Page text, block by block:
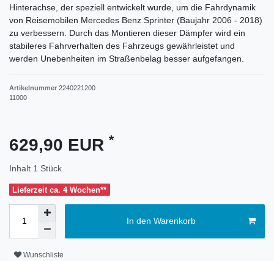
Hinterachse, der speziell entwickelt wurde, um die Fahrdynamik
von Reisemobilen Mercedes Benz Sprinter (Baujahr 2006 - 2018)
zu verbessern. Durch das Montieren dieser Dämpfer wird ein
stabileres Fahrverhalten des Fahrzeugs gewährleistet und
werden Unebenheiten im Straßenbelag besser aufgefangen.
Artikelnummer 2240221200
11000
629,90 EUR *
Inhalt 1 Stück
Lieferzeit ca. 4 Wochen**
In den Warenkorb
Wunschliste